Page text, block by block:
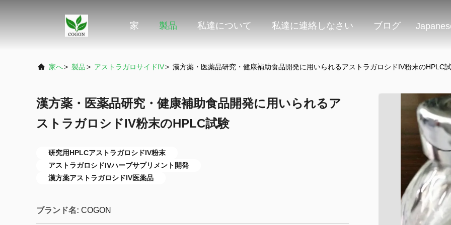
家 製品 私達について 私達に連絡しなさい ブログ
家へ> 製品> アストラガロサイドIV> 漢方薬・医薬品研究・健康補助食品開発に用いられるアストラガロシドIV粉末のHPLC
漢方薬・医薬品研究・健康補助食品開発に用いられるア
ストラガロシドIV粉末のHPLC試験
研究用HPLCアストラガロシドIV粉末
アストラガロシドIVハーブサプリメント開発
漢方薬アストラガロシドIV医薬品
ブランド名: COGON